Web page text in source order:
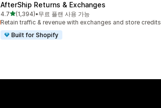
AfterShip Returns & Exchanges
4.7별 5개 중
(1,394)
총 리뷰 1394개
•무료 플랜 사용 가능
Retain traffic & revenue with exchanges and store credits
Built for Shopify